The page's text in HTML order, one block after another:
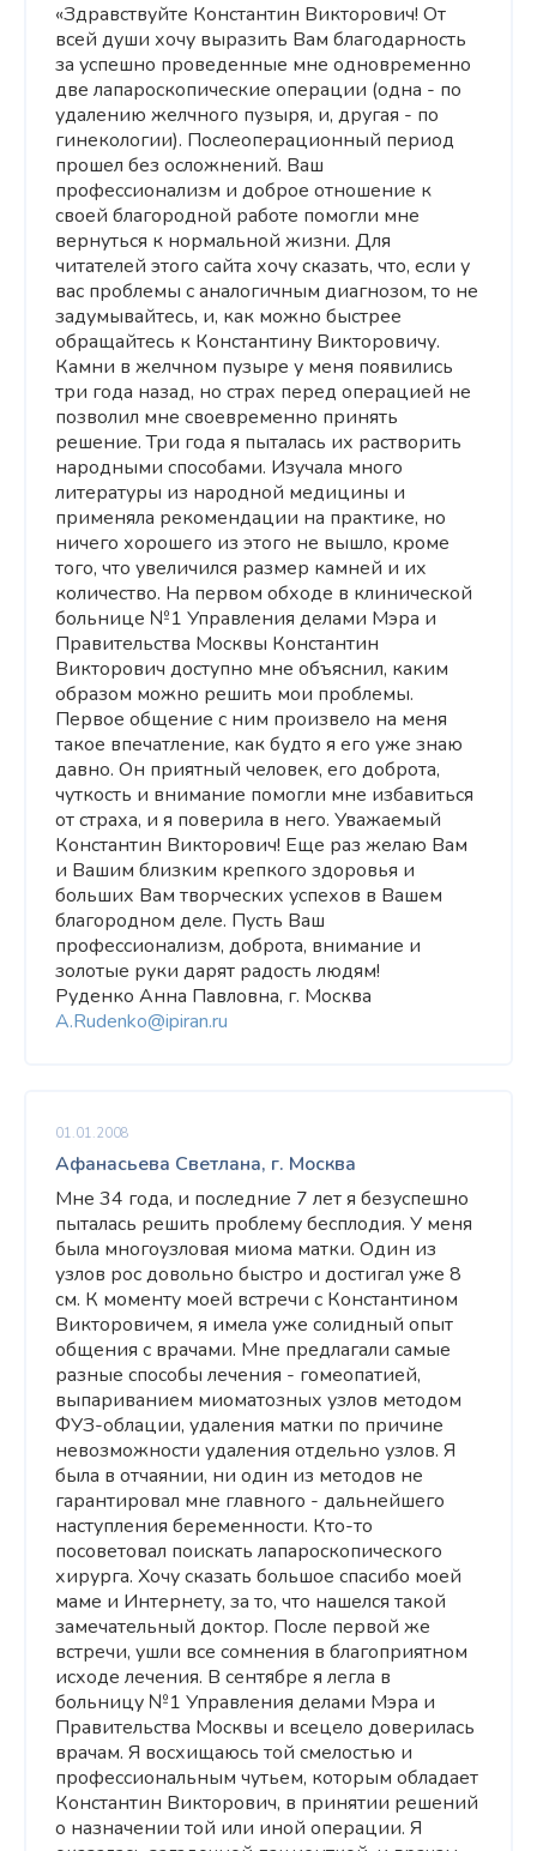
«Здравствуйте Константин Викторович! От
всей души хочу выразить Вам благодарность
за успешно проведенные мне одновременно
две лапароскопические операции (одна - по
удалению желчного пузыря, и, другая - по
гинекологии). Послеоперационный период
прошел без осложнений. Ваш
профессионализм и доброе отношение к
своей благородной работе помогли мне
вернуться к нормальной жизни. Для
читателей этого сайта хочу сказать, что, если у
вас проблемы с аналогичным диагнозом, то не
задумывайтесь, и, как можно быстрее
обращайтесь к Константину Викторовичу.
Камни в желчном пузыре у меня появились
три года назад, но страх перед операцией не
позволил мне своевременно принять
решение. Три года я пыталась их растворить
народными способами. Изучала много
литературы из народной медицины и
применяла рекомендации на практике, но
ничего хорошего из этого не вышло, кроме
того, что увеличился размер камней и их
количество. На первом обходе в клинической
больнице №1 Управления делами Мэра и
Правительства Москвы Константин
Викторович доступно мне объяснил, каким
образом можно решить мои проблемы.
Первое общение с ним произвело на меня
такое впечатление, как будто я его уже знаю
давно. Он приятный человек, его доброта,
чуткость и внимание помогли мне избавиться
от страха, и я поверила в него. Уважаемый
Константин Викторович! Еще раз желаю Вам
и Вашим близким крепкого здоровья и
больших Вам творческих успехов в Вашем
благородном деле. Пусть Ваш
профессионализм, доброта, внимание и
золотые руки дарят радость людям!
Руденко Анна Павловна, г. Москва
A.Rudenko@ipiran.ru
01.01.2008
Афанасьева Светлана, г. Москва
Мне 34 года, и последние 7 лет я безуспешно
пыталась решить проблему бесплодия. У меня
была многоузловая миома матки. Один из
узлов рос довольно быстро и достигал уже 8
см. К моменту моей встречи с Константином
Викторовичем, я имела уже солидный опыт
общения с врачами. Мне предлагали самые
разные способы лечения - гомеопатией,
выпариванием миоматозных узлов методом
ФУЗ-облации, удаления матки по причине
невозможности удаления отдельно узлов. Я
была в отчаянии, ни один из методов не
гарантировал мне главного - дальнейшего
наступления беременности. Кто-то
посоветовал поискать лапароскопического
хирурга. Хочу сказать большое спасибо моей
маме и Интернету, за то, что нашелся такой
замечательный доктор. После первой же
встречи, ушли все сомнения в благоприятном
исходе лечения. В сентябре я легла в
больницу №1 Управления делами Мэра и
Правительства Москвы и всецело доверилась
врачам. Я восхищаюсь той смелостью и
профессиональным чутьем, которым обладает
Константин Викторович, в принятии решений
о назначении той или иной операции. Я